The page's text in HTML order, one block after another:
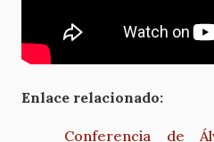
Enlace relacionado:
Conferencia de